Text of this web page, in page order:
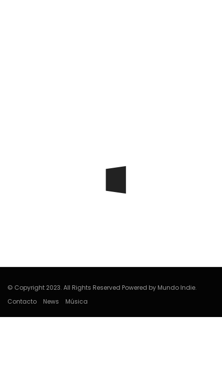
Edwin Jimenez
© Copyright 2023. All Rights Reserved Powered by Mundo Indie.
Contacto
News Música